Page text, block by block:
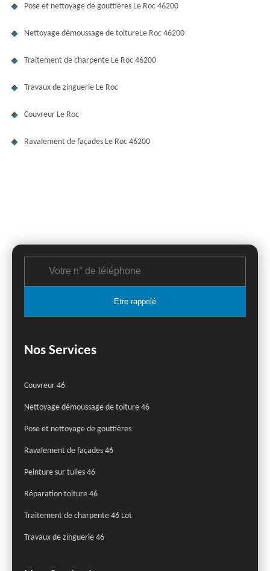
Pose et nettoyage de gouttières Le Roc 46200
Nettoyage démoussage de toitureLe Roc 46200
Traitement de charpente Le Roc 46200
Travaux de zinguerie Le Roc
Couvreur Le Roc
Ravalement de façades Le Roc 46200
Nos Services
Couvreur 46
Nettoyage démoussage de toiture 46
Pose et nettoyage de gouttières
Ravalement de façades 46
Peinture sur tuiles 46
Réparation toiture 46
Traitement de charpente 46 Lot
Travaux de zinguerie 46